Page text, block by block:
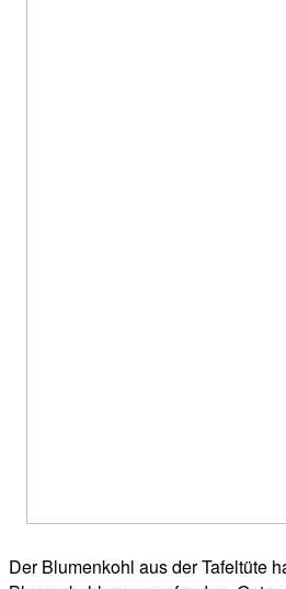
Der Blumenkohl aus der Tafeltüte